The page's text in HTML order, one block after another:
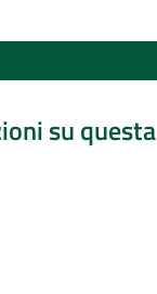
su questa